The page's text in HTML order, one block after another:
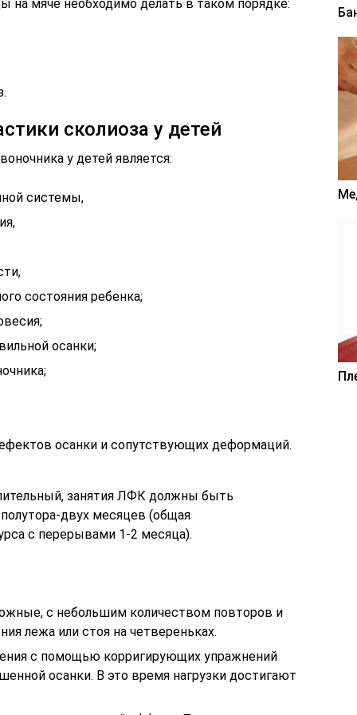
на мяче необходимо делать в таком порядке:
сколиоза у детей
у детей является:
системы,
состояния ребенка;
осанки;
осанки и сопутствующих деформаций.
занятия ЛФК должны быть
двух месяцев (общая
с перерывами 1-2 месяца).
с небольшим количеством повторов и
лежа или стоя на четвереньках.
с помощью корригирующих упражнений
осанки. В это время нагрузки достигают